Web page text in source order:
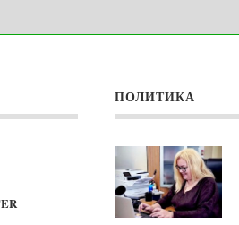
ПОЛИТИКА